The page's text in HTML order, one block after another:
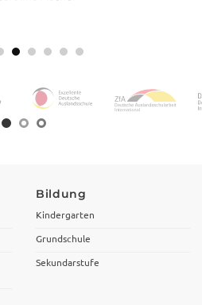
Bildung
Kindergarten
Grundschule
Sekundarstufe